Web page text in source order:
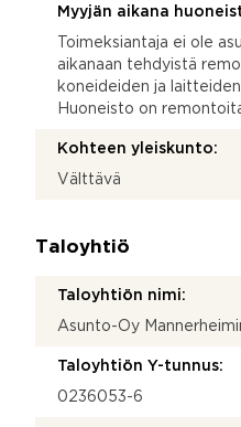
Myyjän aikana
Toimeksiantaja ei ole
aikanaan tehdyistä
koneideiden ja
Huoneisto on
Kohteen yleiskunto:
Välttävä
Taloyhtiö
Taloyhtiön nimi:
Asunto-Oy
Taloyhtiön Y-tunnus:
0236053-6